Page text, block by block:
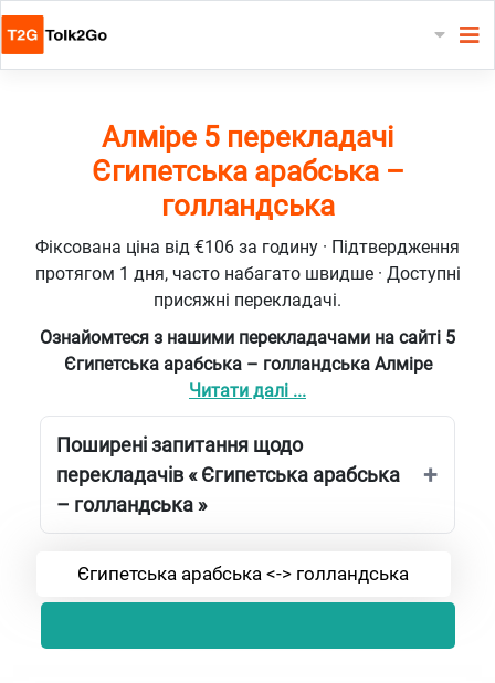
Алміре 5 перекладачі
Єгипетська арабська –
голландська
Фіксована ціна від €106 за годину · Підтвердження
протягом 1 дня, часто набагато швидше · Доступні
присяжні перекладачі.
Ознайомтеся з нашими перекладачами на сайті 5
Єгипетська арабська – голландська Алміре
Читати далі ...
Поширені запитання щодо
перекладачів « Єгипетська арабська
– голландська »
Єгипетська арабська <-> голландська